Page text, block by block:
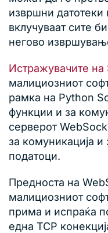
извршни датотеки
вклучуваат сите
негово
Истражувачите на
малициозниот
рамка на Python
функции и за
серверот
за комуникација и
податоци.
Предноста на
малициозниот
прима и испраќа
една TCP